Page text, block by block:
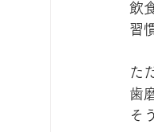
飲
習
た
歯
そ